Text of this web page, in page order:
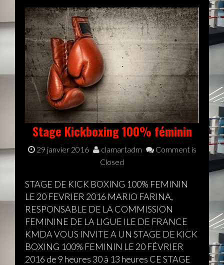
Stage Kickboxing 100% féminin
29 janvier 2016 clamartadm
Comment is
Closed
STAGE DE KICK BOXING 100% FEMININ
LE 20 FEVRIER 2016 MARIO FARINA,
RESPONSABLE DE LA COMMISSION
FEMININE DE LA LIGUE ILE DE FRANCE
KMDA VOUS INVITE A UN STAGE DE KICK
BOXING 100% FEMININ LE 20 FÉVRIER
2016 de 9 heures 30 à 13 heures CE STAGE